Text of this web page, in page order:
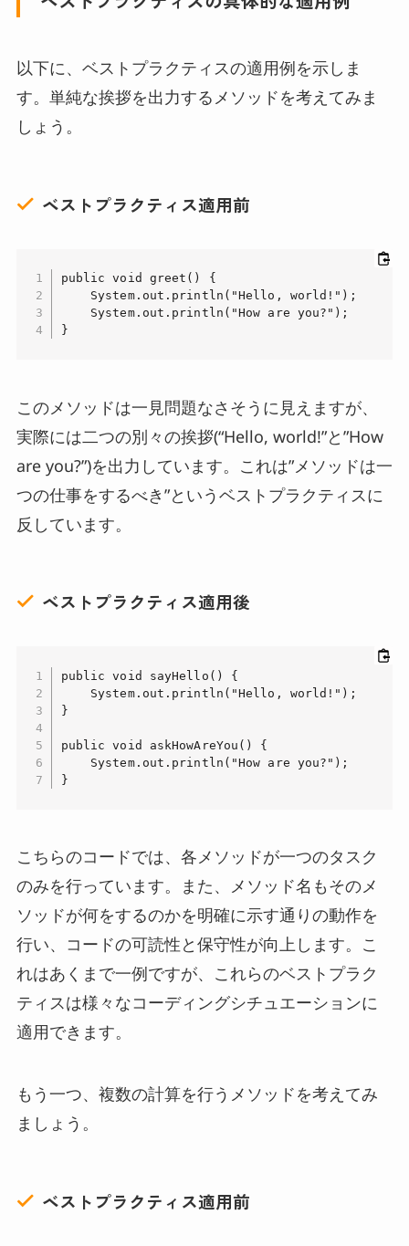
以下に、ベストプラクティスの適用例を示しま
す。単純な挨拶を出力するメソッドを考えてみま
しょう。
ベストプラクティス適用前
public void greet() {
    System.out.println("Hello, world!");
    System.out.println("How are you?");
}
このメソッドは一見問題なさそうに見えますが、
実際には二つの別々の挨拶(“Hello, world!”と”How
are you?”)を出力しています。これは”メソッドは一
つの仕事をするべき”というベストプラクティスに
反しています。
ベストプラクティス適用後
public void sayHello() {
    System.out.println("Hello, world!");
}
public void askHowAreYou() {
    System.out.println("How are you?");
}
こちらのコードでは、各メソッドが一つのタスク
のみを行っています。また、メソッド名もそのメ
ソッドが何をするのかを明確に示す通りの動作を
行い、コードの可読性と保守性が向上します。こ
れはあくまで一例ですが、これらのベストプラク
ティスは様々なコーディングシチュエーションに
適用できます。
もう一つ、複数の計算を行うメソッドを考えてみ
ましょう。
ベストプラクティス適用前